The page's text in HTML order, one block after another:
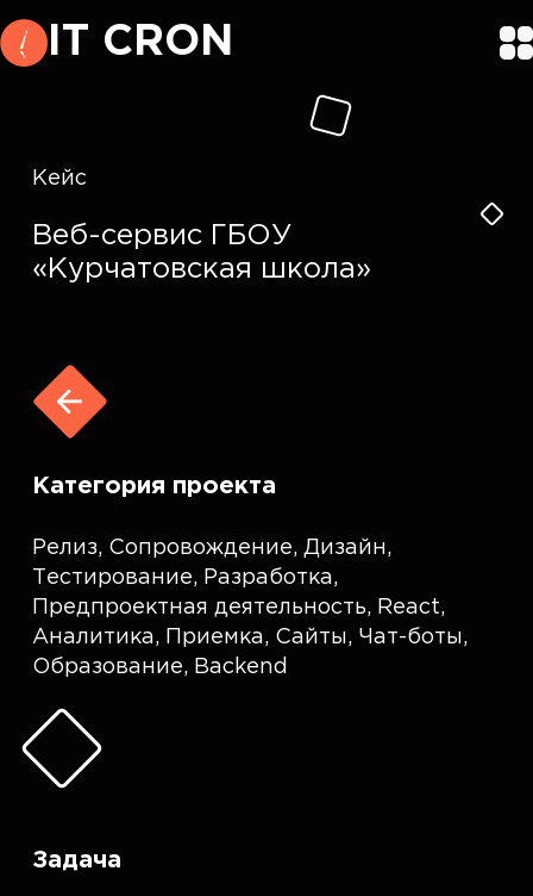
IT CRON
Кейс
Веб-сервис ГБОУ
«Курчатовская школа»
Категория проекта
Релиз, Сопровождение, Дизайн,
Тестирование, Разработка,
Предпроектная деятельность, React,
Аналитика, Приемка, Сайты, Чат-боты,
Образование, Backend
Задача